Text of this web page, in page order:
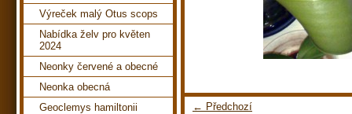
← Předchozí
Výreček malý Otus scops
Nabídka želv pro květen
2024
Neonky červené a obecné
Neonka obecná
Geoclemys hamiltonii